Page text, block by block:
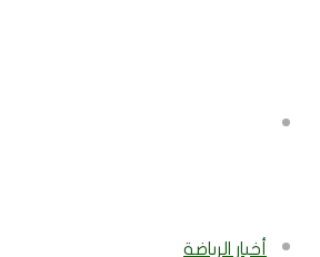
عن
أخبار الرياضة